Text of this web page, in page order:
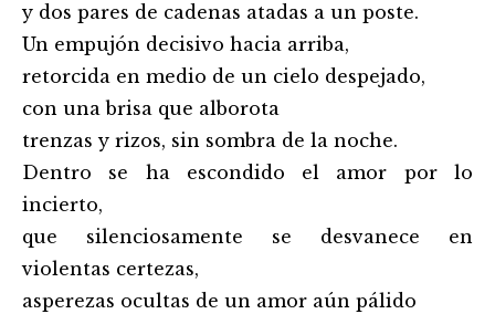
y dos pares de cadenas atadas a un poste.
Un empujón decisivo hacia arriba,
retorcida en medio de un cielo despejado,
con una brisa que alborota
trenzas y rizos, sin sombra de la noche.
Dentro se ha escondido el amor por lo
incierto,
que silenciosamente se desvanece en
violentas certezas,
asperezas ocultas de un amor aún pálido